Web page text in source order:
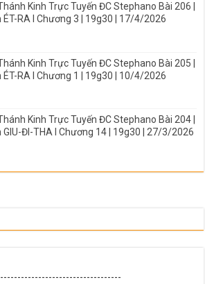
Kinh Trực Tuyến ĐC Stephano Bài 206 |
ÉT-RA I Chương 3 | 19g30 | 17/4/2026
Kinh Trực Tuyến ĐC Stephano Bài 205 |
ÉT-RA I Chương 1 | 19g30 | 10/4/2026
Kinh Trực Tuyến ĐC Stephano Bài 204 |
GIU-ĐI-THA I Chương 14 | 19g30 | 27/3/2026